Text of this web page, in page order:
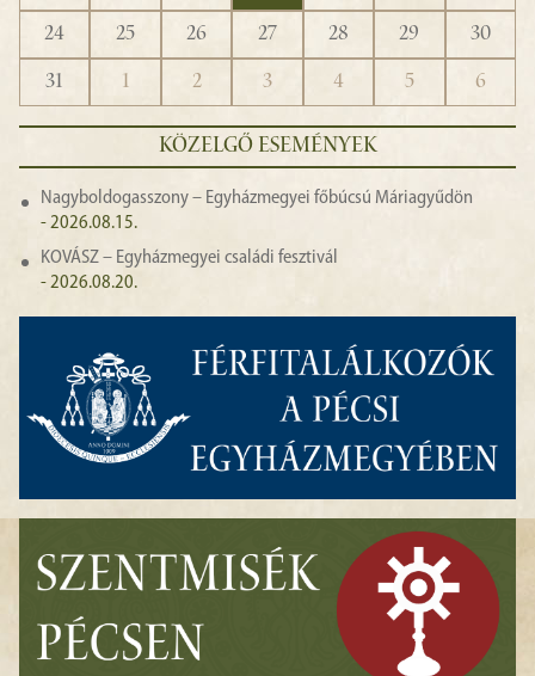
24
25 26 27 28 29
30
31
1 2 3 4 5 6
KÖZELGŐ ESEMÉNYEK
Nagyboldogasszony – Egyházmegyei főbúcsú Máriagyűdön
- 2026.08.15.
KOVÁSZ – Egyházmegyei családi fesztivál
- 2026.08.20.